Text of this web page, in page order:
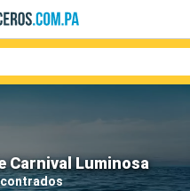
Carnival Luminosa